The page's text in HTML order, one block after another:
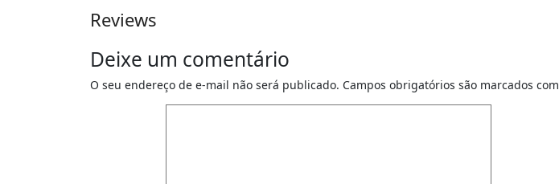
Reviews
Deixe um comentário
O seu endereço de e-mail não será publicado. Campos obrigatórios são marcados com